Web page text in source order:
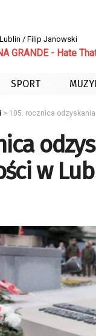
/ Filip Janowski
GRANDE - Hate
SPORT
> 105. rocznica
w